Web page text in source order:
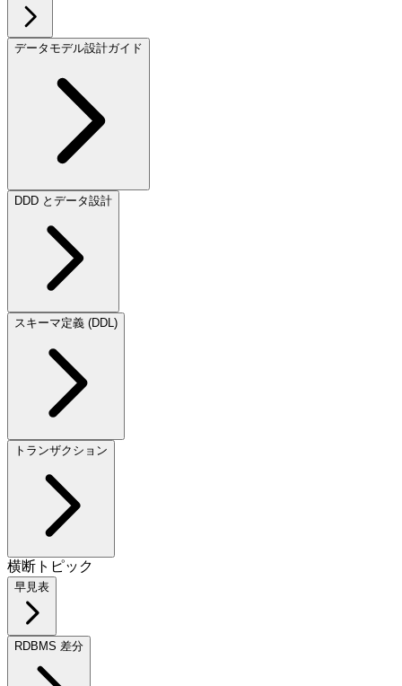
データモデル設計ガイド
DDD とデータ設計
スキーマ定義 (DDL)
トランザクション
横断トピック
早見表
RDBMS 差分